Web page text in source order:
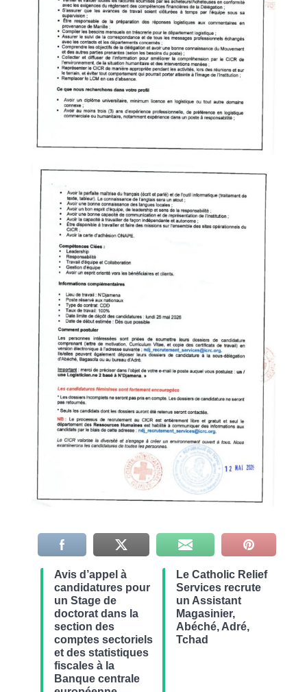
Avis d’appel à
candidatures pour
un Stage de
doctorat dans la
section des
comptes sectoriels
et des statistiques
fiscales à la
Banque centrale
Le Catholic Relief
Services recrute
un Assistant
Magasinier,
Abéché, Adré,
Tchad